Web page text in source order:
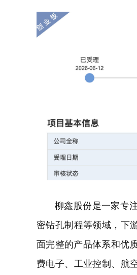
柳鑫股份是一家专
密钻孔制程等领域，下
面完整的产品体系和优
费电子、工业控制、航